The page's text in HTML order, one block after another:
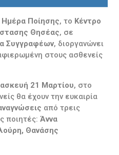
Ημέρα Ποίησης, το Κέντρο
Θησέας, σε
Συγγραφέων, διοργανώνει
στους ασθενείς
21 Μαρτίου, στο
θα έχουν την ευκαιρία
από τρεις
ποιητές:Άννα
Θανάσης